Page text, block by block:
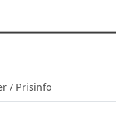
/ Prisinfo